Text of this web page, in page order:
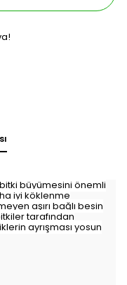
büyümesini önemli
iyi köklenme
aşırı bağlı besin
tarafından
ayrışması yosun